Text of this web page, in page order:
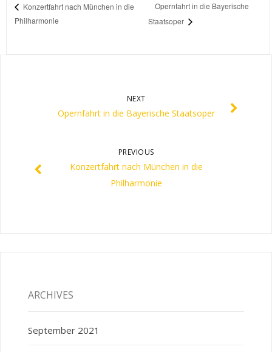
Konzertfahrt nach München in die
Philharmonie
Opernfahrt in die Bayerische
Staatsoper
NEXT
Opernfahrt in die Bayerische Staatsoper
PREVIOUS
Konzertfahrt nach München in die
Philharmonie
ARCHIVES
September 2021